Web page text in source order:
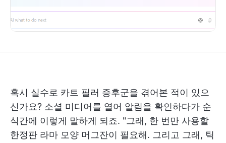
혹시 실수로 카트 필러 증후군을 겪어본 적이 있으
신가요? 소셜 미디어를 열어 알림을 확인하다가 순
식간에 이렇게 말하게 되죠. "그래, 한 번만 사용할
한정판 라마 모양 머그잔이 필요해. 그리고 그래, 틱